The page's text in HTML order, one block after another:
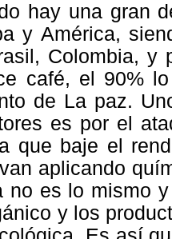
hay una gran
y América,
Colombia, y
café, el 90%
de La paz.
es por el
que baje el
aplicando
no es lo mismo
y los